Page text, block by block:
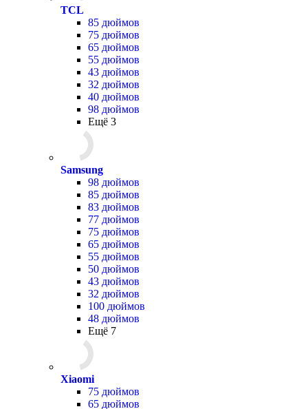
TCL
85 дюймов
75 дюймов
65 дюймов
55 дюймов
43 дюймов
32 дюймов
40 дюймов
98 дюймов
Ещё 3
Samsung
98 дюймов
85 дюймов
83 дюймов
77 дюймов
75 дюймов
65 дюймов
55 дюймов
50 дюймов
43 дюймов
32 дюймов
100 дюймов
48 дюймов
Ещё 7
Xiaomi
75 дюймов
65 дюймов